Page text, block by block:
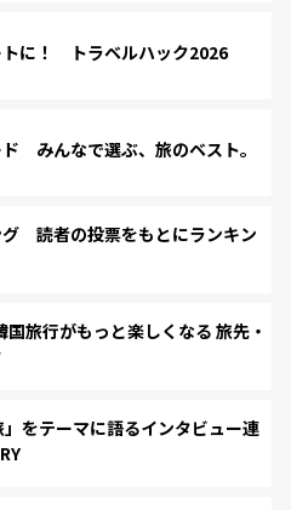
トに！ トラベルハック2026
みんなで選ぶ、旅のベスト。
読者の投票をもとにランキン
旅行がもっと楽しくなる 旅先・
をテーマに語るインタビュー連